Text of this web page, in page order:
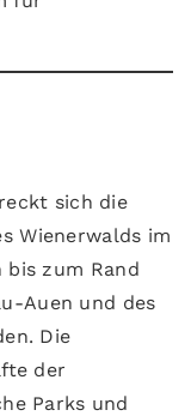
sich die
Wienerwalds im
bis zum Rand
Auen und des
Die
der
Parks und